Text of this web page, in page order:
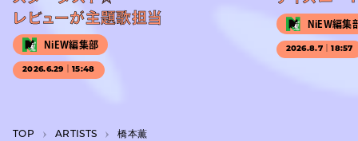
レビューが主題歌担当
NiEW編集部
2026.6.29｜15:48
NiEW編集
2026.8.7｜18:57
TOP A­R­T­I­S­T­S 橋本薫